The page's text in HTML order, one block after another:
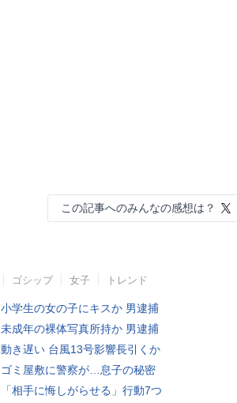
この記事へのみんなの感想は？
ゴシップ 女子 トレンド
小学生の女の子にキスか 男逮捕
未成年の裸体写真所持か 男逮捕
動き遅い 台風13号影響長引くか
ゴミ屋敷に警察が…息子の秘密
「相手に悔しがらせる」行動7つ